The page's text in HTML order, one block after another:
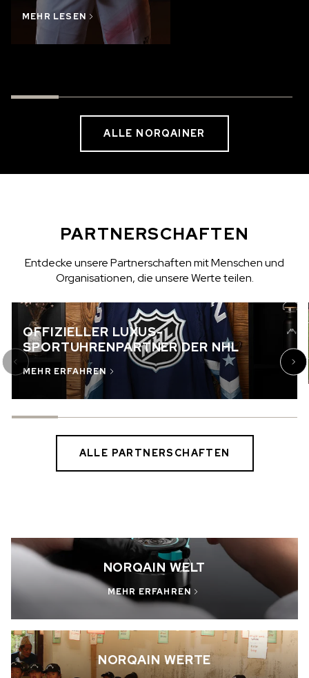
MEHR LESEN
ALLE NORQAINER
PARTNERSCHAFTEN
Entdecke unsere Partnerschaften mit Menschen und
Organisationen, die unsere Werte teilen.
OFFIZIELLER LUXUS-
SPORTUHRENPARTNER DER NHL
MEHR ERFAHREN
ALLE PARTNERSCHAFTEN
NORQAIN WELT
MEHR ERFAHREN
NORQAIN WERTE